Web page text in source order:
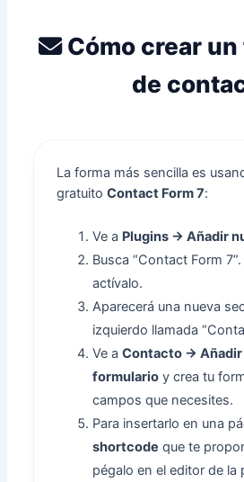
Cómo crear
de
La forma más sencilla es
gratuitoContact Form 7:
Ve a Plugins → Añadir
Busca “Contact Form
actívalo.
Aparecerá una nueva
izquierdo llamada
Ve aContacto →
formulario y crea tu
campos que necesites.
Para insertarlo en una
shortcode que te
pégalo en el editor de la